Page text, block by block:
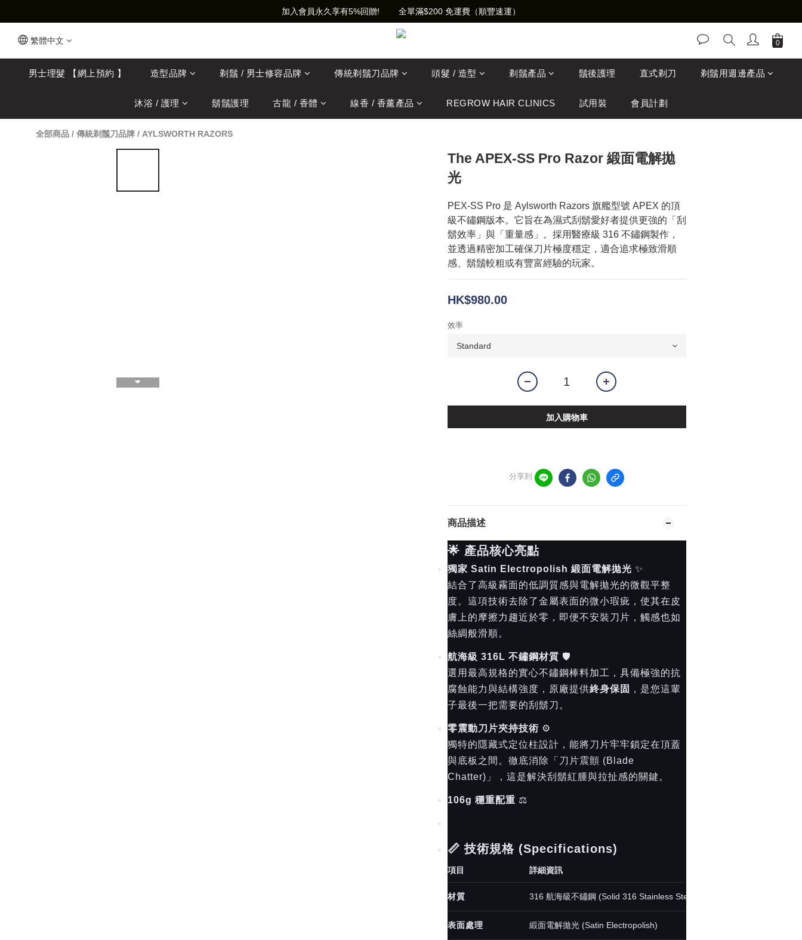
加入會員永久享有5%回贈!        全單滿$200 免運費（順豐速運）
繁體中文
男士理髮 【網上預約 】 造型品牌 剃鬚 / 男士修容品牌 傳統剃鬚刀品牌 頭髮 / 造型 剃鬚產品 鬚後護理 直式剃刀 剃鬚用週邊產品
沐浴 / 護理 鬍鬚護理 古龍 / 香體 線香 / 香薰產品 REGROW HAIR CLINICS 試用裝 會員計劃
全部商品 / 傳統剃鬚刀品牌 / AYLSWORTH RAZORS
The APEX-SS Pro Razor 緞面電解拋
光
PEX-SS Pro 是 Aylsworth Razors 旗艦型號 APEX 的頂
級不鏽鋼版本。它旨在為濕式刮鬍愛好者提供更強的「刮
鬍效率」與「重量感」。採用醫療級 316 不鏽鋼製作，
並透過精密加工確保刀片極度穩定，適合追求極致滑順
感、鬍鬚較粗或有豐富經驗的玩家。
HK$980.00
效率
加入購物車
分享到
商品描述
🌟 產品核心亮點
獨家 Satin Electropolish 緞面電解拋光 ✨
結合了高級霧面的低調質感與電解拋光的微觀平整
度。這項技術去除了金屬表面的微小瑕疵，使其在皮
膚上的摩擦力趨近於零，即便不安裝刀片，觸感也如
絲綢般滑順。
航海級 316L 不鏽鋼材質 🛡️
選用最高規格的實心不鏽鋼棒料加工，具備極強的抗
腐蝕能力與結構強度，原廠提供終身保固
，是您這輩
子最後一把需要的刮鬍刀。
零震動刀片夾持技術 ⚙️
獨特的隱藏式定位柱設計，能將刀片牢牢鎖定在頂蓋
與底板之間。徹底消除「刀片震顫 (Blade
Chatter)」，這是解決刮鬍紅腫與拉扯感的關鍵。
106g 穩重配重 ⚖️
📏 技術規格 (Specifications)
項目 詳細資訊
材質 316 航海級不鏽鋼 (Solid 316 Stainless Steel)
表面處理 緞面電解拋光 (Satin Electropolish)